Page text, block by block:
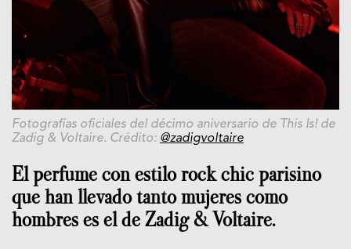
Fotografías oficiales del décimo aniversario de This Is! de
Zadig & Voltaire. Crédito: @zadigvoltaire
El perfume con estilo rock chic parisino
que han llevado tanto mujeres como
hombres es el de Zadig & Voltaire.